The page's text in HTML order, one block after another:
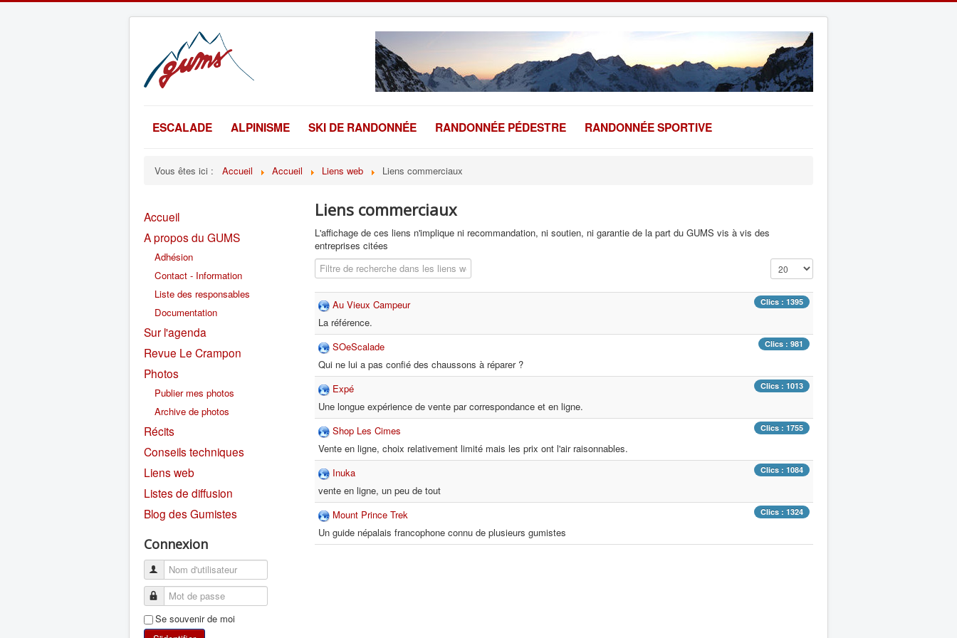
ESCALADE ALPINISME SKI DE RANDONNÉE RANDONNÉE PÉDESTRE RANDONNÉE SPORTIVE
Vous êtes ici : Accueil Accueil Liens web Liens commerciaux
Accueil
A propos du GUMS
Adhésion
Contact - Information
Liste des responsables
Documentation
Sur l'agenda
Revue Le Crampon
Photos
Publier mes photos
Archive de photos
Récits
Conseils techniques
Liens web
Listes de diffusion
Blog des Gumistes
Connexion
Se souvenir de moi
Liens commerciaux
L'affichage de ces liens n'implique ni recommandation, ni soutien, ni garantie de la part du GUMS vis à vis des
entreprises citées
Champ de filtre
Affichage #
Clics : 1395
Au Vieux Campeur
La référence.
Clics : 981
SOeScalade
Qui ne lui a pas confié des chaussons à réparer ?
Clics : 1013
Expé
Une longue expérience de vente par correspondance et en ligne.
Clics : 1755
Shop Les Cimes
Vente en ligne, choix relativement limité mais les prix ont l'air raisonnables.
Clics : 1084
Inuka
vente en ligne, un peu de tout
Clics : 1324
Mount Prince Trek
Un guide népalais francophone connu de plusieurs gumistes